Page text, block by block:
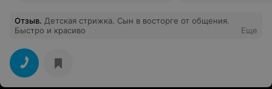
Отзыв. Детская стрижка. Сын в восторге от общения.
Быстро и красиво
Еще